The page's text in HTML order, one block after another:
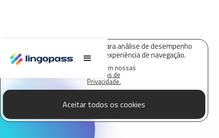
O Lingopass utiliza cookies para análise de desempenho
deste site e melhorar sua experiência de navegação.
Saiba mais em nossas
Políticas de
Privacidade.
Aceitar todos os cookies